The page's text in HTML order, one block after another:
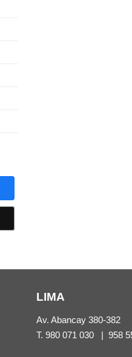
LIMA
Av. Abancay 380-382
T. 980 071 030| 958